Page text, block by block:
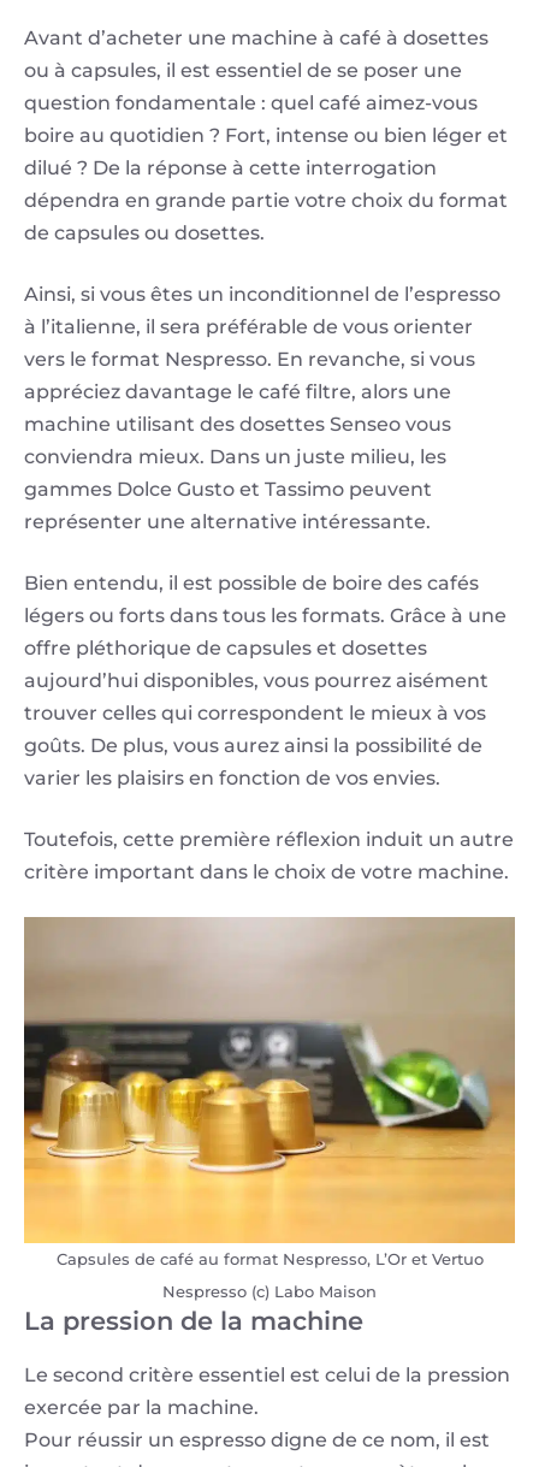
Avant d’acheter une machine à café à dosettes
ou à capsules, il est essentiel de se poser une
question fondamentale : quel café aimez-vous
boire au quotidien ? Fort, intense ou bien léger et
dilué ? De la réponse à cette interrogation
dépendra en grande partie votre choix du format
de capsules ou dosettes.
Ainsi, si vous êtes un inconditionnel de l’espresso
à l’italienne, il sera préférable de vous orienter
vers le format Nespresso. En revanche, si vous
appréciez davantage le café filtre, alors une
machine utilisant des dosettes Senseo vous
conviendra mieux. Dans un juste milieu, les
gammes Dolce Gusto et Tassimo peuvent
représenter une alternative intéressante.
Bien entendu, il est possible de boire des cafés
légers ou forts dans tous les formats. Grâce à une
offre pléthorique de capsules et dosettes
aujourd’hui disponibles, vous pourrez aisément
trouver celles qui correspondent le mieux à vos
goûts. De plus, vous aurez ainsi la possibilité de
varier les plaisirs en fonction de vos envies.
Toutefois, cette première réflexion induit un autre
critère important dans le choix de votre machine.
Capsules de café au format Nespresso, L’Or et Vertuo
Nespresso (c) Labo Maison
La pression de la machine
Le second critère essentiel est celui de la pression
exercée par la machine.
Pour réussir un espresso digne de ce nom, il est